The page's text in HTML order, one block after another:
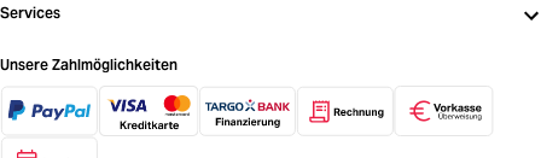
Services
Unsere Zahlmöglichkeiten